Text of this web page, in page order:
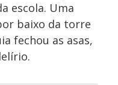
escola. Uma
baixo da torre
fechou as asas,